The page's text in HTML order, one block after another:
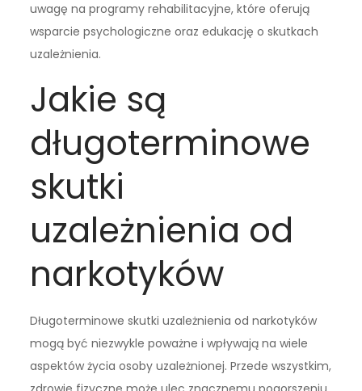
uwagę na programy rehabilitacyjne, które oferują
wsparcie psychologiczne oraz edukację o skutkach
uzależnienia.
Jakie są
długoterminowe
skutki
uzależnienia od
narkotyków
Długoterminowe skutki uzależnienia od narkotyków
mogą być niezwykle poważne i wpływają na wiele
aspektów życia osoby uzależnionej. Przede wszystkim,